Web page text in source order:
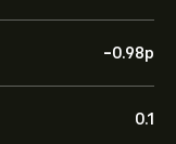
-0.98‎p‎
0.1